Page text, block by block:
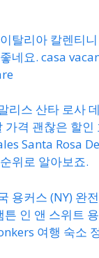
탈리아 칼렌티
네요. casa
리스 산타 로사
가격 괜찮은 할인
Santa Rosa
위로 알아보죠.
용커스 (NY) 완
튼 인 앤 스위트
여행 숙소